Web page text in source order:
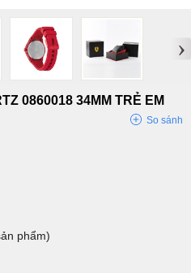
›
0860018 34MM TRẺ EM
So sánh
phẩm)